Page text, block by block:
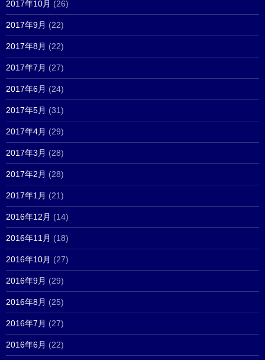
2017年10月 (26)
2017年9月 (22)
2017年8月 (22)
2017年7月 (27)
2017年6月 (24)
2017年5月 (31)
2017年4月 (29)
2017年3月 (28)
2017年2月 (28)
2017年1月 (21)
2016年12月 (14)
2016年11月 (18)
2016年10月 (27)
2016年9月 (29)
2016年8月 (25)
2016年7月 (27)
2016年6月 (22)